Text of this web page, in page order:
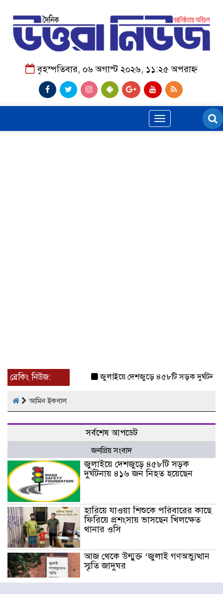
বৃহস্পতিবার, ০৬ অগাস্ট ২০২৬, ১১:২৫ অপরাহ্ন
Toggle
navigation
ব্রেকিং নিউজ: জুলাইয়ে দেশজুড়ে ৪৫৮টি সড়ক দুর্ঘটনায়
আমিন ইকবাল
সর্বশেষ আপডেট
জনপ্রিয় সংবাদ
জুলাইয়ে দেশজুড়ে ৪৫৮টি সড়ক
দুর্ঘটনায় ৪১৬ জন নিহত হয়েছেন
হারিয়ে যাওয়া শিশুকে পরিবারের কাছে
ফিরিয়ে প্রশংসায় ভাসছেন খিলক্ষেত
থানার ওসি
আজ থেকে উন্মুক্ত ‘জুলাই গণঅভ্যুত্থান
স্মৃতি জাদুঘর